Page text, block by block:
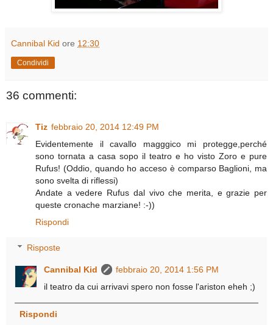
Cannibal Kid ore 12:30
Condividi
36 commenti:
Tiz febbraio 20, 2014 12:49 PM
Evidentemente il cavallo magggico mi protegge,perché
sono tornata a casa sopo il teatro e ho visto Zoro e pure
Rufus! (Oddio, quando ho acceso è comparso Baglioni, ma
sono svelta di riflessi)
Andate a vedere Rufus dal vivo che merita, e grazie per
queste cronache marziane! :-))
Rispondi
Risposte
Cannibal Kid
febbraio 20, 2014 1:56 PM
il teatro da cui arrivavi spero non fosse l'ariston eheh ;)
Rispondi